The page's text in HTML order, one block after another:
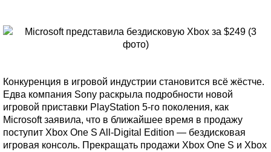
Конкуренция в игровой индустрии становится всё жёстче.
Едва компания Sony раскрыла подробности новой
игровой приставки PlayStation 5-го поколения, как
Microsoft заявила, что в ближайшее время в продажу
поступит Xbox One S All-Digital Edition — бездисковая
игровая консоль. Прекращать продажи Xbox One S и Xbox